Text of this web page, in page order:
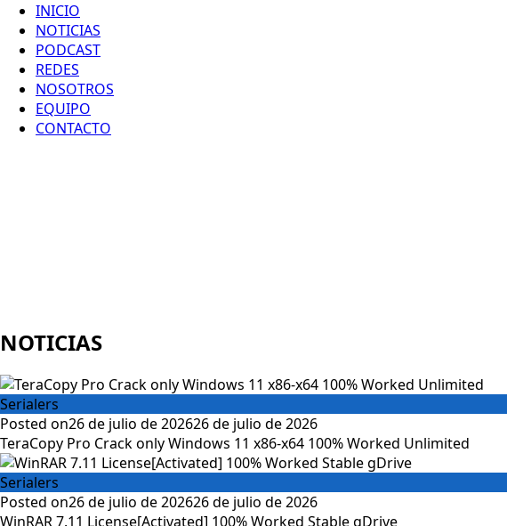
INICIO
NOTICIAS
PODCAST
REDES
NOSOTROS
EQUIPO
CONTACTO
NOTICIAS
Serialers
Posted on26 de julio de 202626 de julio de 2026
TeraCopy Pro Crack only Windows 11 x86-x64 100% Worked Unlimited
Serialers
Posted on26 de julio de 202626 de julio de 2026
WinRAR 7.11 License[Activated] 100% Worked Stable gDrive